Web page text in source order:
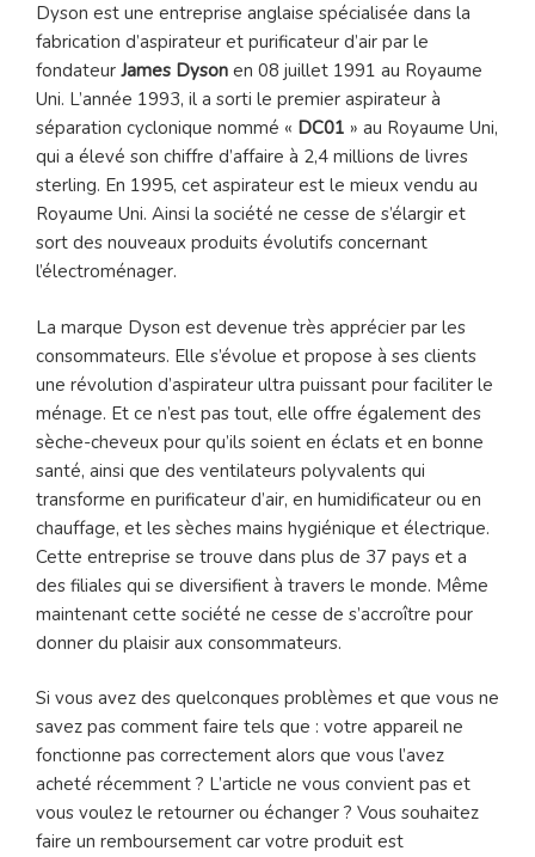
Dyson est une entreprise anglaise spécialisée dans la
fabrication d’aspirateur et purificateur d’air par le
fondateur James Dyson en 08 juillet 1991 au Royaume
Uni. L’année 1993, il a sorti le premier aspirateur à
séparation cyclonique nommé « DC01 » au Royaume Uni,
qui a élevé son chiffre d’affaire à 2,4 millions de livres
sterling. En 1995, cet aspirateur est le mieux vendu au
Royaume Uni. Ainsi la société ne cesse de s’élargir et
sort des nouveaux produits évolutifs concernant
l’électroménager.
La marque Dyson est devenue très apprécier par les
consommateurs. Elle s’évolue et propose à ses clients
une révolution d’aspirateur ultra puissant pour faciliter le
ménage. Et ce n’est pas tout, elle offre également des
sèche-cheveux pour qu’ils soient en éclats et en bonne
santé, ainsi que des ventilateurs polyvalents qui
transforme en purificateur d’air, en humidificateur ou en
chauffage, et les sèches mains hygiénique et électrique.
Cette entreprise se trouve dans plus de 37 pays et a
des filiales qui se diversifient à travers le monde. Même
maintenant cette société ne cesse de s’accroître pour
donner du plaisir aux consommateurs.
Si vous avez des quelconques problèmes et que vous ne
savez pas comment faire tels que : votre appareil ne
fonctionne pas correctement alors que vous l’avez
acheté récemment ? L’article ne vous convient pas et
vous voulez le retourner ou échanger ? Vous souhaitez
faire un remboursement car votre produit est